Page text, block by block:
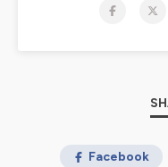
possible d’arriver au
dépressifs afin d’être
- Blog Mydelipression
Facebook